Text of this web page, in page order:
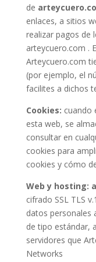
de
enlaces, a sitios
realizar pagos de
arteycuero.com .
Arteycuero.com
(por ejemplo, el
facilites a dichos
Cookies: cuando
esta web, se
consultar en
cookies para
cookies y cómo
Web y hosting:
cifrado SSL TLS
datos personales
de tipo estándar,
servidores que
Networks